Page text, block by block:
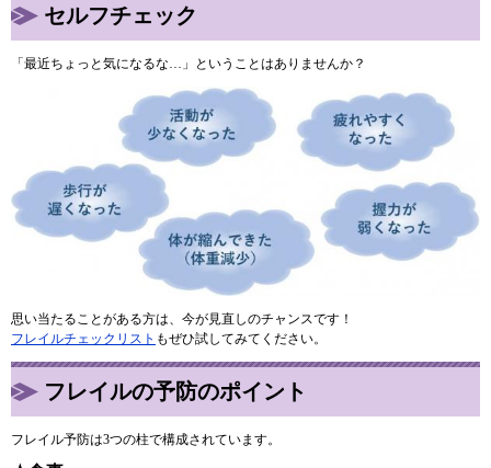
セルフチェック
「最近ちょっと気になるな…」ということはありませんか？
思い当たることがある方は、今が見直しのチャンスです！
フレイルチェックリスト もぜひ試してみてください。
フレイルの予防のポイント
フレイル予防は3つの柱で構成されています。